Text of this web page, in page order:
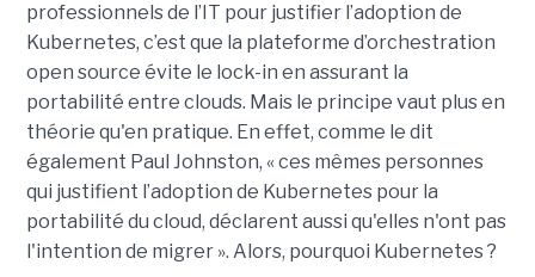
professionnels de l’IT pour justifier l’adoption de
Kubernetes, c’est que la plateforme d’orchestration
open source évite le lock-in en assurant la
portabilité entre clouds. Mais le principe vaut plus en
théorie qu'en pratique. En effet, comme le dit
également Paul Johnston, « ces mêmes personnes
qui justifient l’adoption de Kubernetes pour la
portabilité du cloud, déclarent aussi qu'elles n'ont pas
l'intention de migrer ». Alors, pourquoi Kubernetes ?